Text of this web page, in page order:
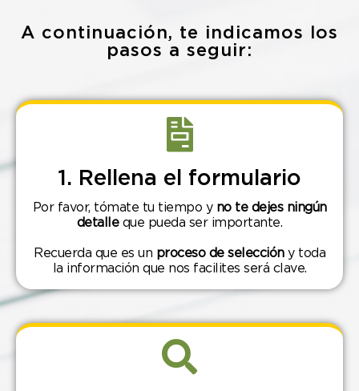
A continuación, te indicamos los
pasos a seguir:
1. Rellena el formulario
Por favor, tómate tu tiempo y no te dejes ningún
detalle que pueda ser importante.
Recuerda que es un proceso de seleccióny toda
la información que nos facilites será clave.